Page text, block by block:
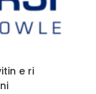
e ri